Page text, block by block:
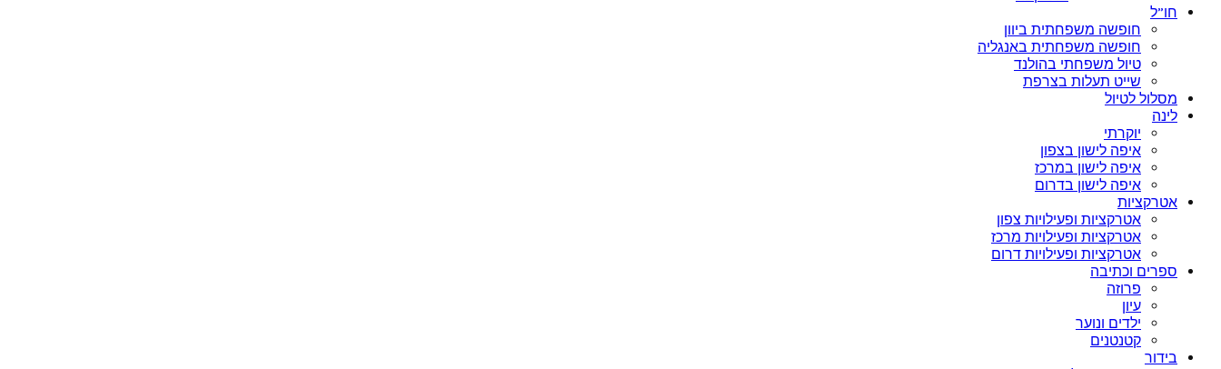
חו”ל
חופשה משפחתית ביוון
חופשה משפחתית באנגליה
טיול משפחתי בהולנד
שייט תעלות בצרפת
מסלול לטיול
לינה
יוקרתי
איפה לישון בצפון
איפה לישון במרכז
איפה לישון בדרום
אטרקציות
אטרקציות ופעילויות צפון
אטרקציות ופעילויות מרכז
אטרקציות ופעילויות דרום
ספרים וכתיבה
פרוזה
עיון
ילדים ונוער
קטנטנים
בידור